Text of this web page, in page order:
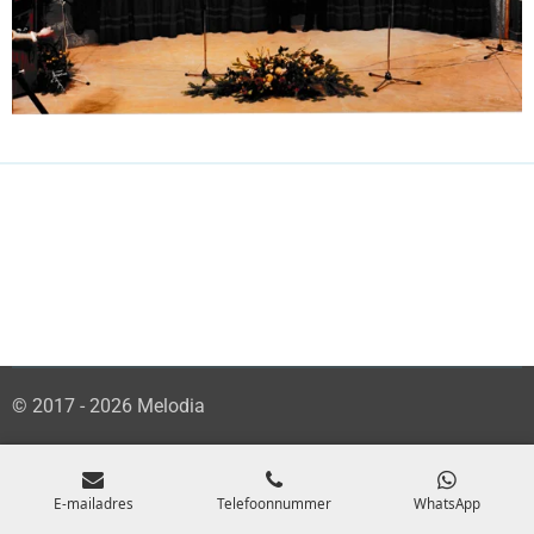
© 2017 - 2026 Melodia
E-mailadres Telefoonnummer WhatsApp